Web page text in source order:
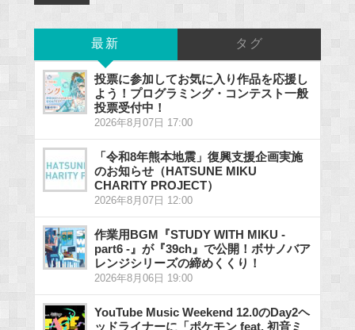
最新 タグ
投票に参加してお気に入り作品を応援し
よう！プログラミング・コンテスト一般
投票受付中！
2026年8月07日 17:00
「令和8年熊本地震」復興支援企画実施
のお知らせ（HATSUNE MIKU
CHARITY PROJECT）
2026年8月07日 12:00
作業用BGM『STUDY WITH MIKU -
part6 -』が『39ch』で公開！ボサノバア
レンジシリーズの締めくくり！
2026年8月06日 19:00
YouTube Music Weekend 12.0のDay2ヘ
ッドライナーに「ポケモン feat. 初音ミ